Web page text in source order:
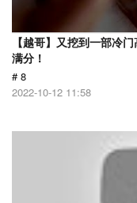
【越哥】又挖到一部冷
满分！
# 8
2022-10-12 11:58